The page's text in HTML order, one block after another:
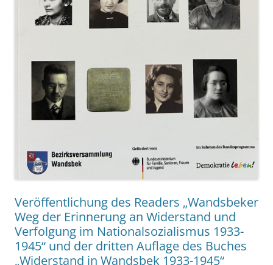
Veröffentlichung des Readers „Wandsbeker
Weg der Erinnerung an Widerstand und
Verfolgung im Nationalsozialismus 1933-
1945“ und der dritten Auflage des Buches
„Widerstand in Wandsbek 1933-1945“